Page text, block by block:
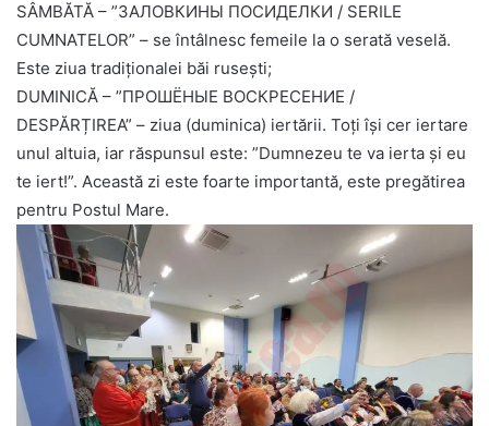
SÂMBĂTĂ – ”ЗАЛОВКИНЫ ПОСИДЕЛКИ / SERILE
CUMNATELOR” – se întâlnesc femeile la o serată veselă.
Este ziua tradiționalei băi rusești;
DUMINICĂ – ”ПРОШЁНЫЕ ВОСКРЕСЕНИЕ /
DESPĂRȚIREA” – ziua (duminica) iertării. Toți își cer iertare
unul altuia, iar răspunsul este: ”Dumnezeu te va ierta și eu
te iert!”. Această zi este foarte importantă, este pregătirea
pentru Postul Mare.